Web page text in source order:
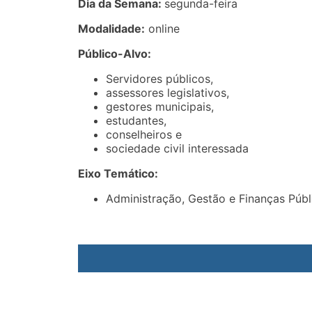
Dia da Semana: segunda-feira
Modalidade: online
Público-Alvo:
Servidores públicos,
assessores legislativos,
gestores municipais,
estudantes,
conselheiros e
sociedade civil interessada
Eixo Temático:
Administração, Gestão e Finanças